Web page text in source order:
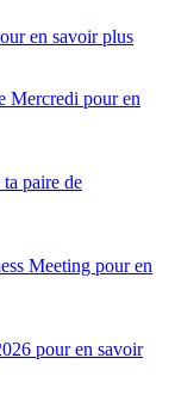
en savoir plus
Mercredi pour en
paire de
Meeting pour en
pour en savoir